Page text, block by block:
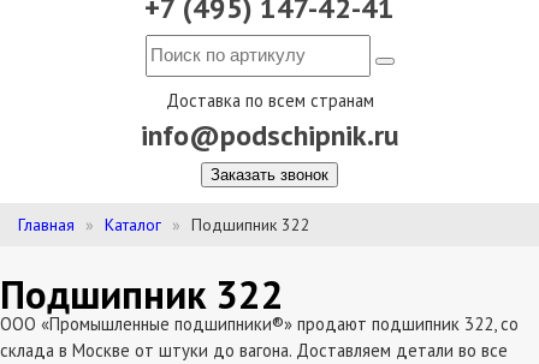
+7 (495) 147-42-41
Доставка по всем странам
info@podschipnik.ru
Заказать звонок
Главная Каталог Подшипник 322
Подшипник 322
ООО «Промышленные подшипники®» продают подшипник 322, со
склада в Москве от штуки до вагона. Доставляем детали во все